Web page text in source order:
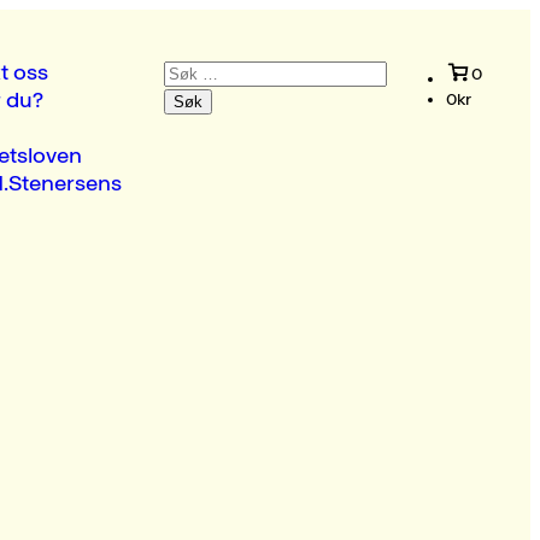
oss
du?
Søk
etter:
0
0kr